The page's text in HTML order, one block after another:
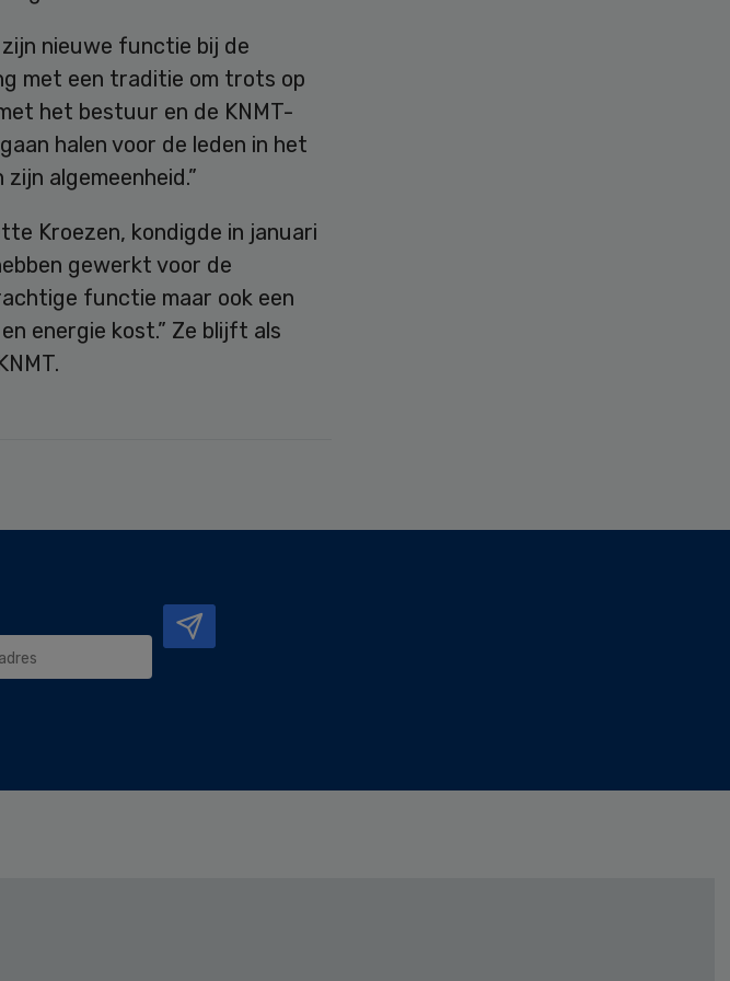
nieuwe functie bij de
met een traditie om trots op
het bestuur en de KNMT-
halen voor de leden in het
algemeenheid.”
Kroezen, kondigde in januari
gewerkt voor de
functie maar ook een
energie kost.” Ze blijft als